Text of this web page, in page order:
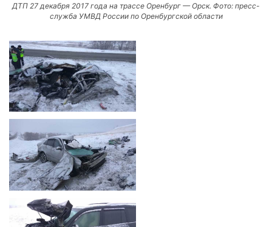
ДТП 27 декабря 2017 года на трассе Оренбург — Орск. Фото: пресс-
служба УМВД России по Оренбургской области